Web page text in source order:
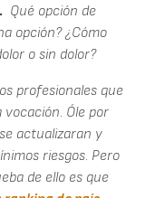
Qué opción de
opción? ¿Cómo
o sin dolor?
profesionales que
Óle por
actualizaran y
riesgos. Pero
de ello es que